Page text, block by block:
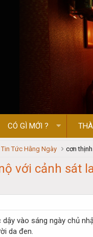
CÓ GÌ MỚI ?
Tin Tức Hằng Ngày cơn
với cảnh sát
dậy vào sáng ngày chủ
da đen.